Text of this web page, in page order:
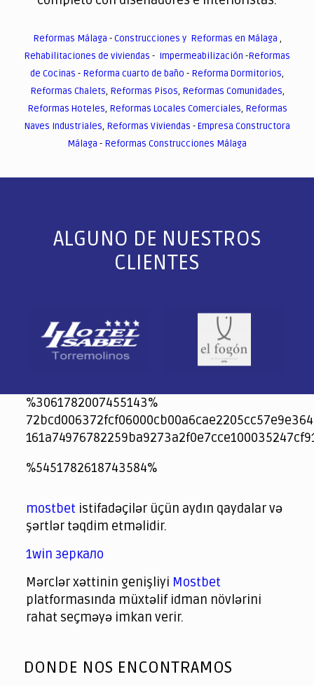
Reformas Málaga -Construcciones y Reformas en Málaga ,
Rehabilitaciones de viviendas - Impermeabilización -Reformas
de Cocinas - Reforma cuarto de baño - Reforma Dormitorios,
Reformas Chalets, Reformas Pisos, Reformas Comunidades,
Reformas Hoteles, Reformas Locales Comerciales, Reformas
Naves Industriales, Reformas Viviendas -Empresa Constructora
Málaga - Reformas Construcciones Málaga
ALGUNO DE NUESTROS
CLIENTES
%3061782007455143%
jeetcity
1xbet
jeet city casino
%5451782618743584%
spintiger
Avabet
Spinrise
Crown Green
Crowngreen casino login
슈가 러쉬1000 슬롯
crazy time casino online
1xcasinozambia.com
codingworldnews.com
parimatch.kr
winorio
winorio casino
winorio
mostbet istifadəçilər üçün aydın qaydalar və
şərtlər təqdim etməlidir.
1win зеркало
Mərclər xəttinin genişliyi Mostbet
platformasında müxtəlif idman növlərini
rahat seçməyə imkan verir.
of
DONDE NOS ENCONTRAMOS